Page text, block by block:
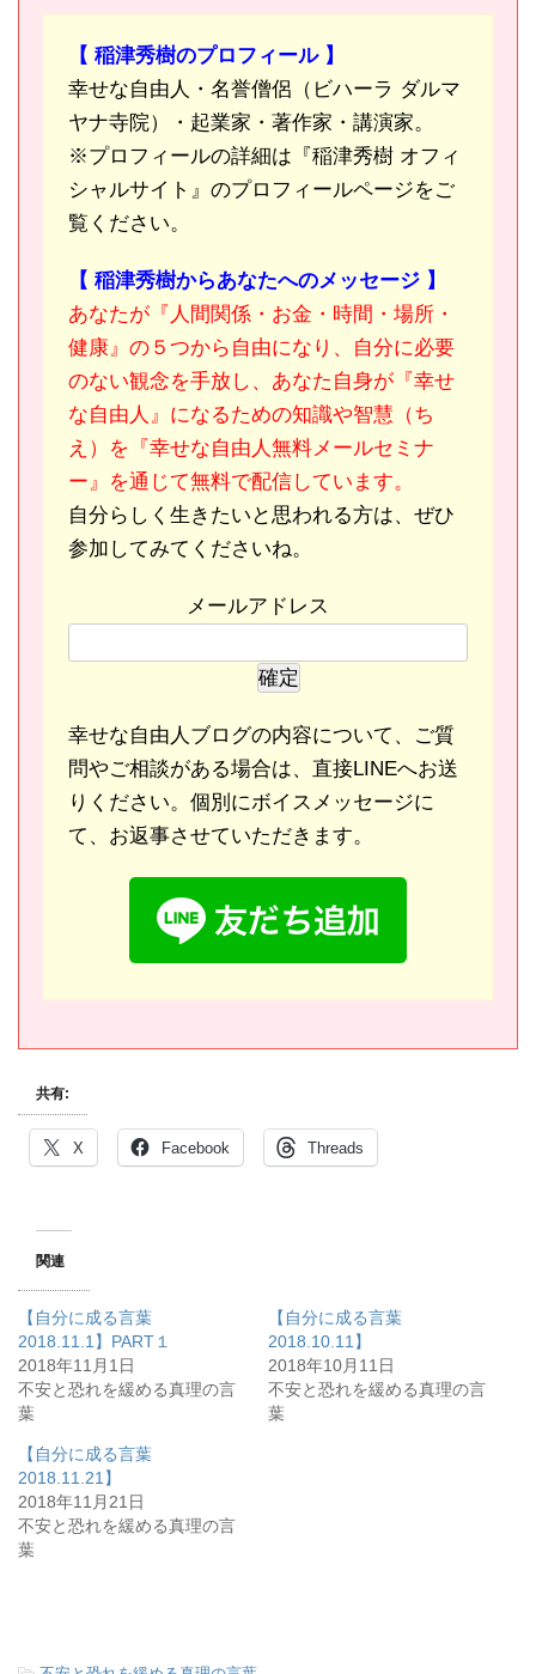
【 稲津秀樹のプロフィール 】
幸せな自由人・名誉僧侶（ビハーラ ダルマ
ヤナ寺院）・起業家・著作家・講演家。
※プロフィールの詳細は『稲津秀樹 オフィ
シャルサイト』のプロフィールページをご
覧ください。
【 稲津秀樹からあなたへのメッセージ 】
あなたが『人間関係・お金・時間・場所・
健康』の５つから自由になり、自分に必要
のない観念を手放し、あなた自身が『幸せ
な自由人』になるための知識や智慧（ち
え）を『幸せな自由人無料メールセミナ
ー』を通じて無料で配信しています。
自分らしく生きたいと思われる方は、ぜひ
参加してみてくださいね。
メールアドレス
幸せな自由人ブログの内容について、ご質
問やご相談がある場合は、直接LINEへお送
りください。個別にボイスメッセージに
て、お返事させていただきます。
共有:
X Facebook Threads
関連
【自分に成る言葉
2018.11.1】PART１
2018年11月1日
不安と恐れを緩める真理の言
葉
【自分に成る言葉
2018.10.11】
2018年10月11日
不安と恐れを緩める真理の言
葉
【自分に成る言葉
2018.11.21】
2018年11月21日
不安と恐れを緩める真理の言
葉